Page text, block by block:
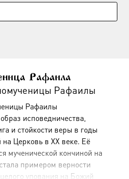
Рафаила
Рафаилы
Рафаилы
исповедничества,
и стойкости веры в годы
Церковь в XX веке. Её
мученической кончиной на
примером верности
упования на Божий